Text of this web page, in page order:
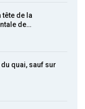
tête de la
de…
du quai, sauf sur